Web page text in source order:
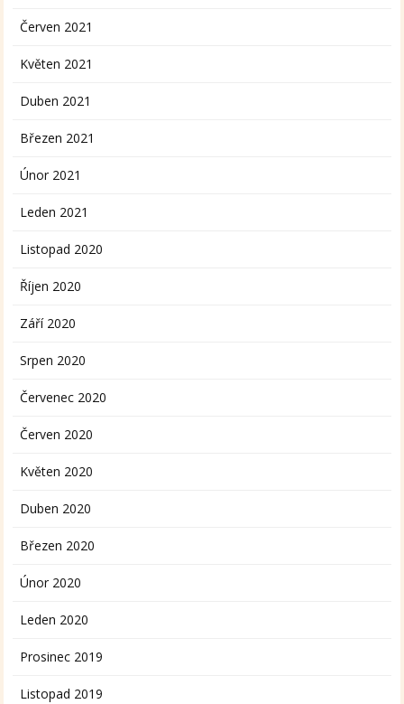
Červen 2021
Květen 2021
Duben 2021
Březen 2021
Únor 2021
Leden 2021
Listopad 2020
Říjen 2020
Září 2020
Srpen 2020
Červenec 2020
Červen 2020
Květen 2020
Duben 2020
Březen 2020
Únor 2020
Leden 2020
Prosinec 2019
Listopad 2019